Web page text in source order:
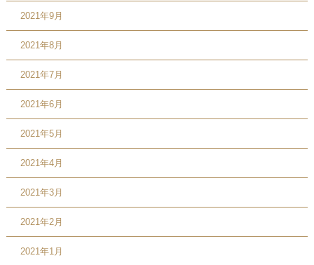
2021年9月
2021年8月
2021年7月
2021年6月
2021年5月
2021年4月
2021年3月
2021年2月
2021年1月